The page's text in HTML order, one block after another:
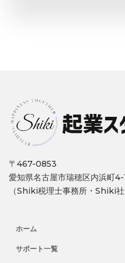
〒467-0853
愛知県名古屋市瑞穂区内浜町
（Shiki税理士事務所・Shiki社
ホーム
サポート一覧